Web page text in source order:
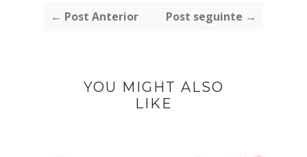
← Post Anterior Post seguinte →
YOU MIGHT ALSO
LIKE